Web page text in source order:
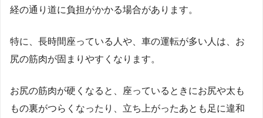
経の通り道に負担がかかる場合があります。
特に、長時間座っている人や、車の運転が多い人は、お
尻の筋肉が固まりやすくなります。
お尻の筋肉が硬くなると、座っているときにお尻や太も
もの裏がつらくなったり、立ち上がったあとも足に違和